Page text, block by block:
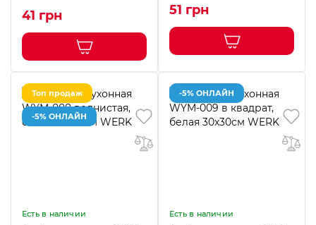
41 грн 51 грн
Топ продаж
-5% ОНЛАЙН
Есть в наличии
-5% ОНЛАЙН
Есть в наличии